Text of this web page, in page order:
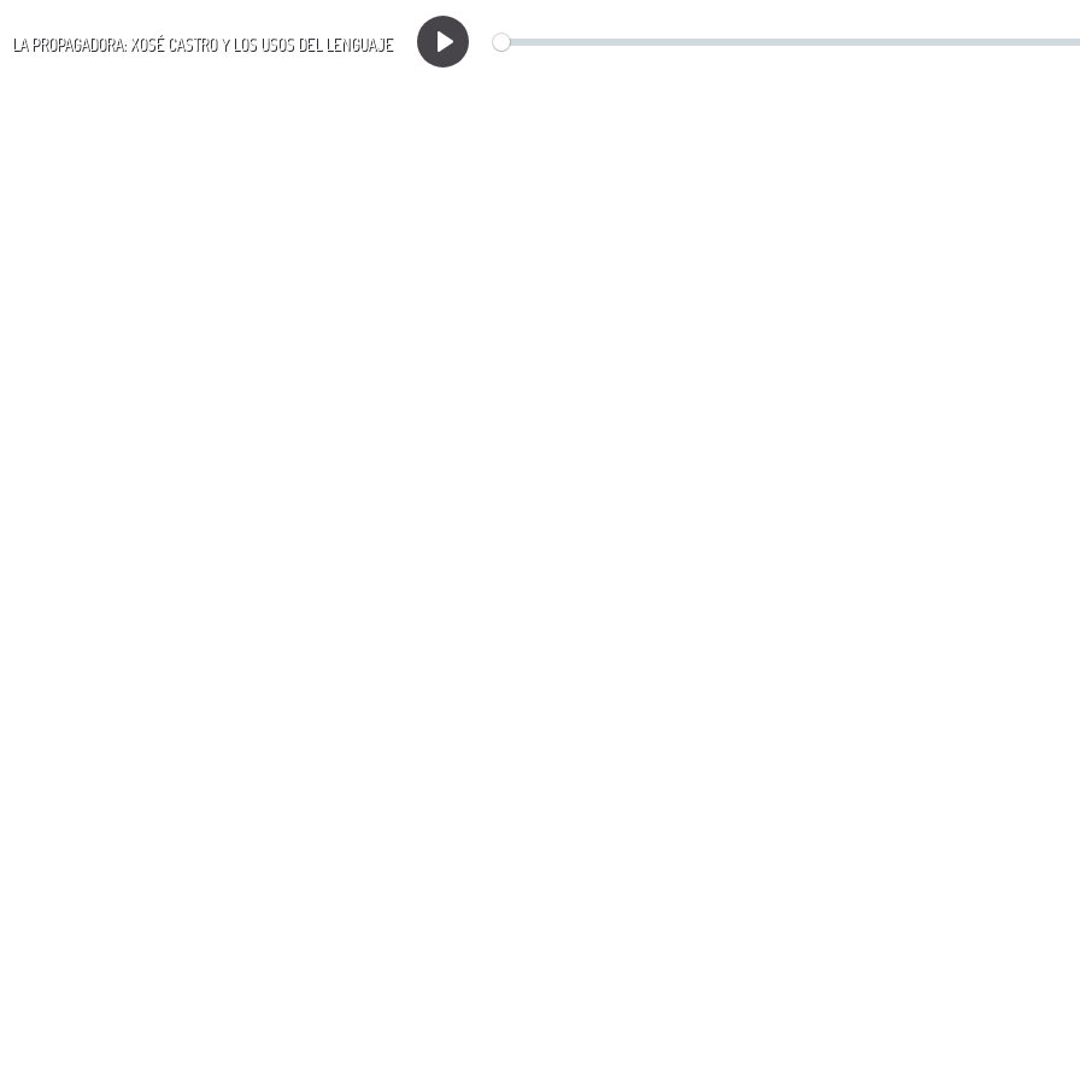
LA PROPAGADORA: XOSÉ CASTRO Y LOS USOS DEL LENGUAJE
Play